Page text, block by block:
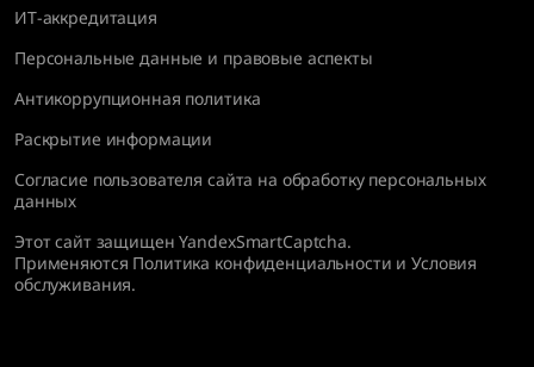
ИТ-аккредитация
Персональные данные и правовые аспекты
Антикоррупционная политика
Раскрытие информации
Согласие пользователя сайта на обработку персональных
данных
Этот сайт защищен YandexSmartCaptcha.
Применяются Политика конфиденциальности иУсловия
обслуживания.